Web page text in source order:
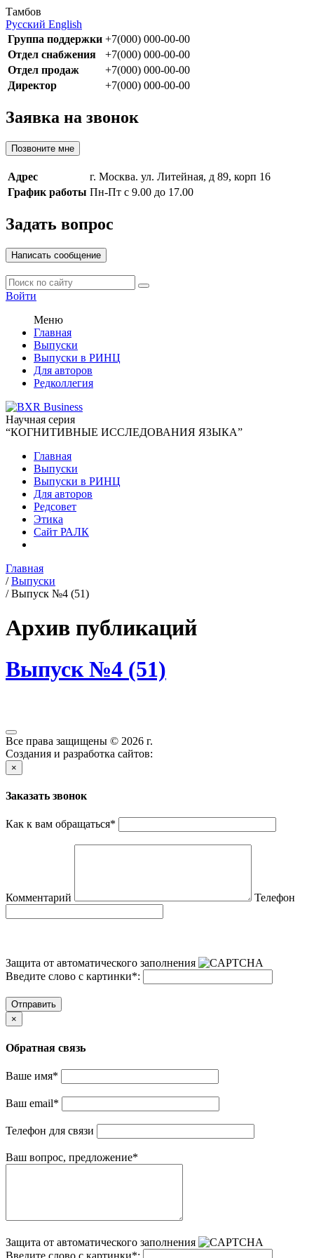
Тамбов
Русский English
Группа поддержки +7(000) 000-00-00
Отдел снабжения
+7(000) 000-00-00
Отдел продаж
+7(000) 000-00-00
Директор
+7(000) 000-00-00
Заявка на звонок
Позвоните мне
Адрес
г. Москва. ул. Литейная, д 89, корп 16
График работы Пн-Пт с 9.00 до 17.00
Задать вопрос
Написать сообщение
Войти
Меню
Главная
Выпуски
Выпуски в РИНЦ
Для авторов
Редколлегия
Научная серия
“КОГНИТИВНЫЕ ИССЛЕДОВАНИЯ ЯЗЫКА”
Главная
Выпуски
Выпуски в РИНЦ
Для авторов
Редсовет
Этика
Сайт РАЛК
Главная
/ Выпуски
/ Выпуск №4 (51)
Архив публикаций
Выпуск №4 (51)
Все права защищены © 2026 г.
Создания и разработка сайтов:
×
Заказать звонок
Как к вам обращаться*
Комментарий Телефон
Защита от автоматического заполнения
Введите слово с картинки*:
Отправить
×
Обратная связь
Ваше имя*
Ваш email*
Телефон для связи
Ваш вопрос, предложение*
Защита от автоматического заполнения
Введите слово с картинки*: